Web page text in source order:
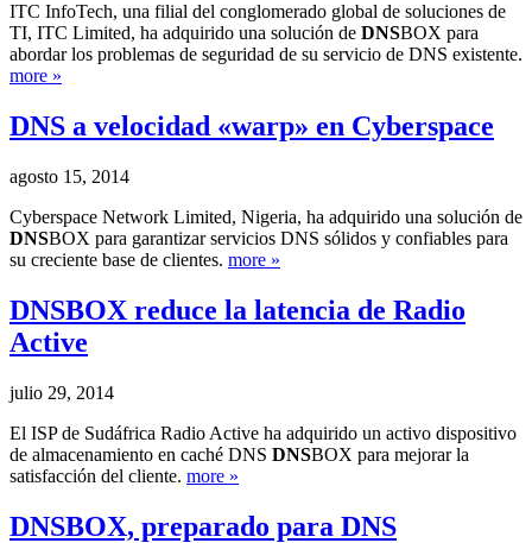
ITC InfoTech, una filial del conglomerado global de soluciones de
TI, ITC Limited, ha adquirido una solución de DNSBOX para
abordar los problemas de seguridad de su servicio de DNS existente.
more »
DNS a velocidad «warp» en Cyberspace
agosto 15, 2014
Cyberspace Network Limited, Nigeria, ha adquirido una solución de
DNSBOX para garantizar servicios DNS sólidos y confiables para
su creciente base de clientes. more »
DNSBOX reduce la latencia de Radio
Active
julio 29, 2014
El ISP de Sudáfrica Radio Active ha adquirido un activo dispositivo
de almacenamiento en caché DNS DNSBOX para mejorar la
satisfacción del cliente. more »
DNSBOX, preparado para DNS